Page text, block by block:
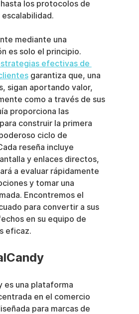
los protocolos de
mediante una
es solo el principio.
efectivas de
garantiza que, una
sigan aportando valor,
como a través de sus
proporciona las
construir la primera
ciclo de
reseña incluye
y enlaces directos,
a evaluar rápidamente
y tomar una
Encontremos el
para convertir a sus
en su equipo de
eficaz.
es una plataforma
en el comercio
para marcas de